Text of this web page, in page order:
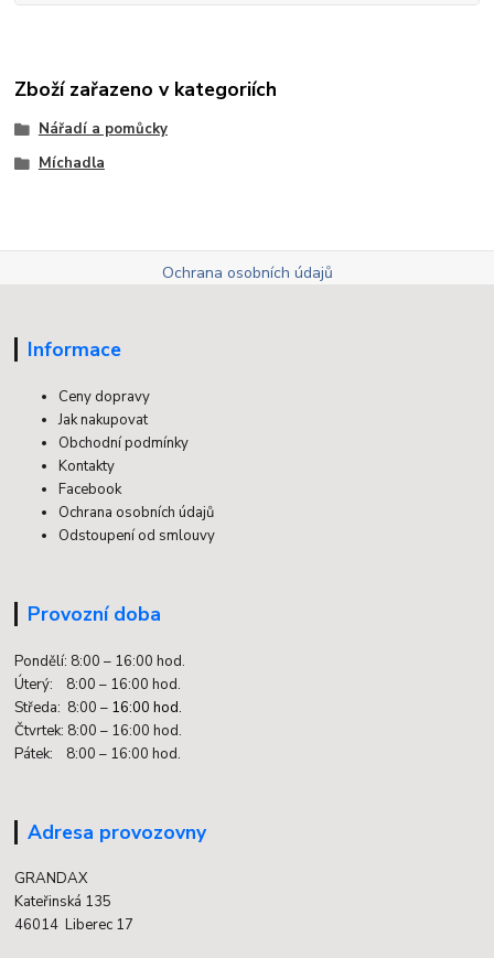
Zboží zařazeno v kategoriích
Nářadí a pomůcky
Míchadla
Ochrana osobních údajů
Informace
Ceny dopravy
Jak nakupovat
Obchodní podmínky
Kontakty
Facebook
Ochrana osobních údajů
Odstoupení od smlouvy
Provozní doba
Pondělí: 8:00 – 16:00 hod.
Úterý: 8:00 – 16:00 hod.
Středa: 8:00 – 16:00 hod.
Čtvrtek: 8:00 – 16:00 hod.
Pátek: 8:00 – 16:00 hod.
Adresa provozovny
GRANDAX
Kateřinská 135
46014 Liberec 17